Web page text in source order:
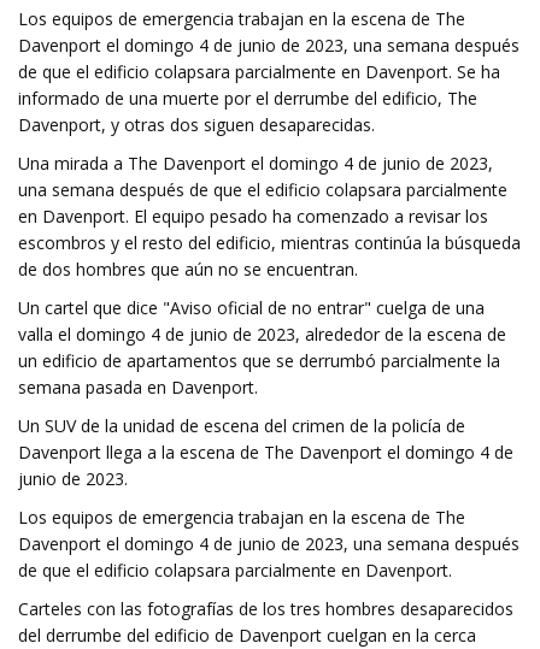
Los equipos de emergencia trabajan en la escena de The
Davenport el domingo 4 de junio de 2023, una semana después
de que el edificio colapsara parcialmente en Davenport. Se ha
informado de una muerte por el derrumbe del edificio, The
Davenport, y otras dos siguen desaparecidas.
Una mirada a The Davenport el domingo 4 de junio de 2023,
una semana después de que el edificio colapsara parcialmente
en Davenport. El equipo pesado ha comenzado a revisar los
escombros y el resto del edificio, mientras continúa la búsqueda
de dos hombres que aún no se encuentran.
Un cartel que dice "Aviso oficial de no entrar" cuelga de una
valla el domingo 4 de junio de 2023, alrededor de la escena de
un edificio de apartamentos que se derrumbó parcialmente la
semana pasada en Davenport.
Un SUV de la unidad de escena del crimen de la policía de
Davenport llega a la escena de The Davenport el domingo 4 de
junio de 2023.
Los equipos de emergencia trabajan en la escena de The
Davenport el domingo 4 de junio de 2023, una semana después
de que el edificio colapsara parcialmente en Davenport.
Carteles con las fotografías de los tres hombres desaparecidos
del derrumbe del edificio de Davenport cuelgan en la cerca